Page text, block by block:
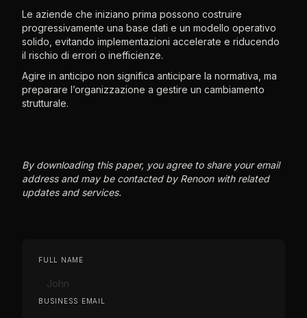
Le aziende che iniziano prima possono costruire
progressivamente una base dati e un modello operativo
solido, evitando implementazioni accelerate e riducendo
il rischio di errori o inefficienze.
Agire in anticipo non significa anticipare la normativa, ma
preparare l’organizzazione a gestire un cambiamento
strutturale.
By downloading this paper, you agree to share your email
address and may be contacted by Renoon with related
updates and services.
FULL NAME
BUSINESS EMAIL